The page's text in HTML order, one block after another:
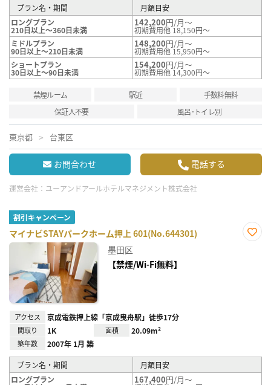
プラン名・期間
月額目安
ロングプラン
210日以上～360日未満
142,200円/月～
初期費用他 18,150円～
ミドルプラン
90日以上～210日未満
148,200円/月～
初期費用他 15,950円～
ショートプラン
30日以上～90日未満
154,200円/月～
初期費用他 14,300円～
禁煙ルーム 駅近
手数料無料
保証人不要
風呂･トイレ別
東京都 台東区
お問合わせ 電話する
運営会社： ユーアンドアールホテルマネジメント株式会社
割引キャンペーン
マイナビSTAYパークホーム押上 601(No.644301)
墨田区
【禁煙/Wi-Fi無料】
アクセス 京成電鉄押上線「京成曳舟駅」徒歩17分
間取り 1K 面積 20.09m²
築年数 2007年 1月 築
プラン名・期間
月額目安
ロングプラン
167,400円/月～